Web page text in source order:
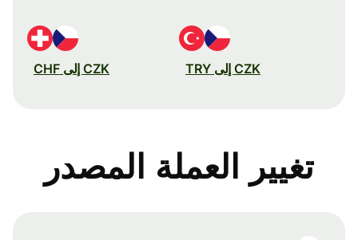
CZK إلى TRY CZK إلى CHF
تغيير العملة المصدر